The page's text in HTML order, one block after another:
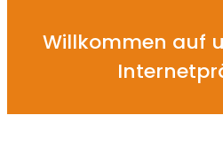
Willkommen auf